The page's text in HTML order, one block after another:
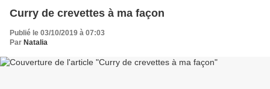
Curry de crevettes à ma façon
Publié le 03/10/2019 à 07:03
Par Natalia